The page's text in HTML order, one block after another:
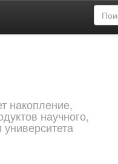
накопление,
научного,